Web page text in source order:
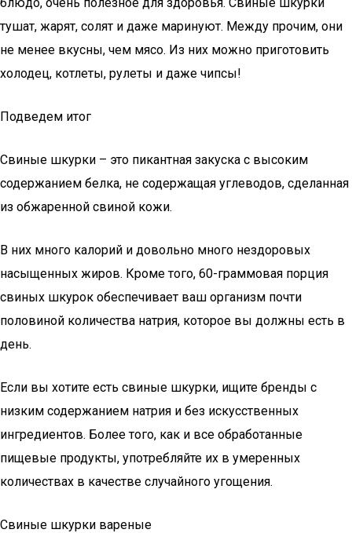
тушат, жарят, солят и даже маринуют. Между прочим, они
не менее вкусны, чем мясо. Из них можно приготовить
холодец, котлеты, рулеты и даже чипсы!
Подведем итог
Свиные шкурки – это пикантная закуска с высоким
содержанием белка, не содержащая углеводов, сделанная
из обжаренной свиной кожи.
В них много калорий и довольно много нездоровых
насыщенных жиров. Кроме того, 60-граммовая порция
свиных шкурок обеспечивает ваш организм почти
половиной количества натрия, которое вы должны есть в
день.
Если вы хотите есть свиные шкурки, ищите бренды с
низким содержанием натрия и без искусственных
ингредиентов. Более того, как и все обработанные
пищевые продукты, употребляйте их в умеренных
количествах в качестве случайного угощения.
Свиные шкурки вареные